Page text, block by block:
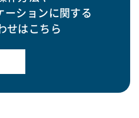
ーションに関する
せはこちら